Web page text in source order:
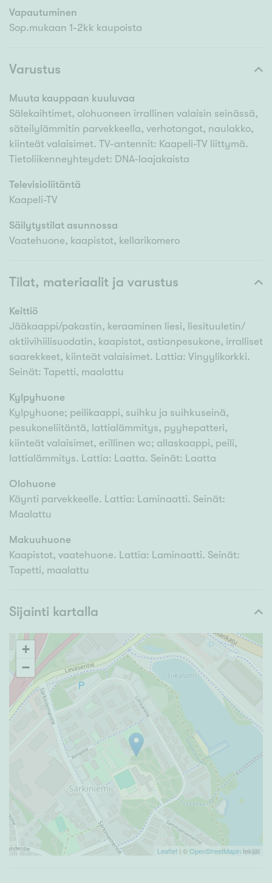
Vapautuminen
Sop.mukaan 1-2kk kaupoista
Varustus
Muuta kauppaan kuuluvaa
Sälekaihtimet, olohuoneen irrallinen valaisin seinässä,
säteilylämmitin parvekkeella, verhotangot, naulakko,
kiinteät valaisimet. TV-antennit: Kaapeli-TV liittymä.
Tietoliikenneyhteydet: DNA-laajakaista
Televisioliitäntä
Kaapeli-TV
Säilytystilat asunnossa
Vaatehuone, kaapistot, kellarikomero
Tilat, materiaalit ja varustus
Keittiö
Jääkaappi/pakastin, keraaminen liesi, liesituuletin/
aktiivihiilisuodatin, kaapistot, astianpesukone, irralliset
saarekkeet, kiinteät valaisimet. Lattia: Vinyylikorkki.
Seinät: Tapetti, maalattu
Kylpyhuone
Kylpyhuone; peilikaappi, suihku ja suihkuseinä,
pesukoneliitäntä, lattialämmitys, pyyhepatteri,
kiinteät valaisimet, erillinen wc; allaskaappi, peili,
lattialämmitys. Lattia: Laatta. Seinät: Laatta
Olohuone
Käynti parvekkeelle. Lattia: Laminaatti. Seinät:
Maalattu
Makuuhuone
Kaapistot, vaatehuone. Lattia: Laminaatti. Seinät:
Tapetti, maalattu
Sijainti kartalla
+
−
Leaflet | ©OpenStreetMapintekijät